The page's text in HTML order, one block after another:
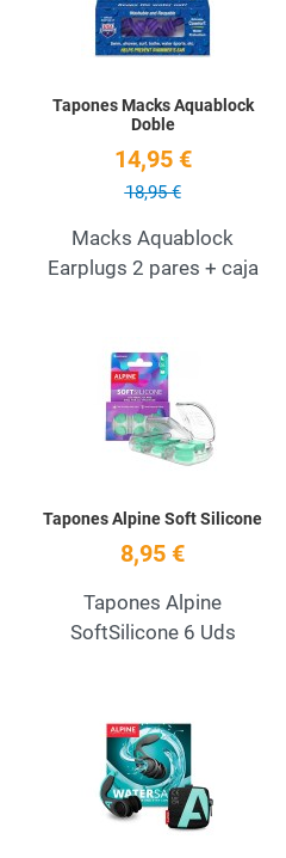
Tapones Macks Aquablock
Doble
14,95 €
18,95 €
Macks Aquablock
Earplugs 2 pares + caja
Add to Wishlist
Tapones Alpine Soft Silicone
8,95 €
Tapones Alpine
SoftSilicone 6 Uds